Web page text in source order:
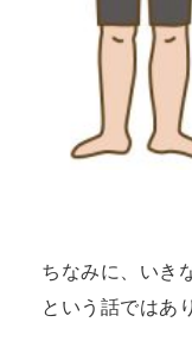
ちなみに、いき
という話ではあ